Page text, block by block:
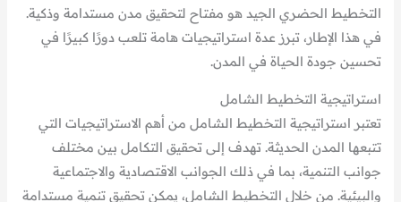
التخطيط الحضري الجيد هو مفتاح لتحقيق مدن مستدامة وذكية.
في هذا الإطار، تبرز عدة استراتيجيات هامة تلعب دورًا كبيرًا في
تحسين جودة الحياة في المدن.
استراتيجية التخطيط الشامل
تعتبر استراتيجية التخطيط الشامل من أهم الاستراتيجيات التي
تتبعها المدن الحديثة. تهدف إلى تحقيق التكامل بين مختلف
جوانب التنمية، بما في ذلك الجوانب الاقتصادية والاجتماعية
والبيئية. من خلال التخطيط الشامل، يمكن تحقيق تنمية مستدامة